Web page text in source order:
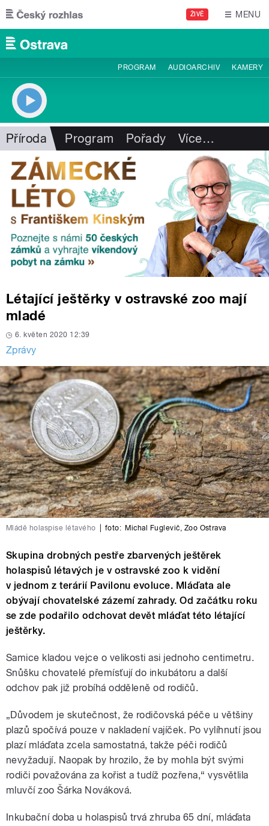
Přejít k hlavnímu obsahu
ŽIVĚ MENU
PROGRAM AUDIOARCHIV KAMERY
Příroda Program Pořady Více…
Létající ještěrky v ostravské zoo mají
mladé
6. květen 2020 12:39
Zprávy
Mládě holaspise létavého foto: Michal Fuglevič, Zoo Ostrava
Skupina drobných pestře zbarvených ještěrek
holaspisů létavých je v ostravské zoo k vidění
v jednom z terárií Pavilonu evoluce. Mláďata ale
obývají chovatelské zázemí zahrady. Od začátku roku
se zde podařilo odchovat devět mláďat této létající
ještěrky.
Samice kladou vejce o velikosti asi jednoho centimetru.
Snůšku chovatelé přemísťují do inkubátoru a další
odchov pak již probíhá odděleně od rodičů.
„Důvodem je skutečnost, že rodičovská péče u většiny
plazů spočívá pouze v nakladení vajíček. Po vylíhnutí jsou
plazí mláďata zcela samostatná, takže péči rodičů
nevyžadují. Naopak by hrozilo, že by mohla být svými
rodiči považována za kořist a tudíž pozřena,“ vysvětlila
mluvčí zoo Šárka Nováková.
Inkubační doba u holaspisů trvá zhruba 65 dní, mláďata